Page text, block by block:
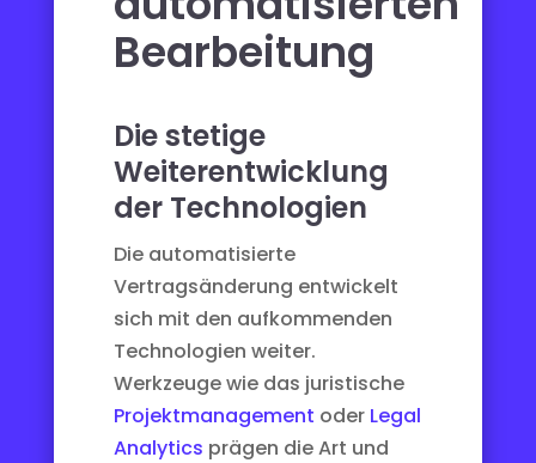
Bearbeitung
Die stetige
Weiterentwicklung
der Technologien
Die automatisierte
Vertragsänderung entwickelt
sich mit den aufkommenden
Technologien weiter.
Werkzeuge wie das juristische
Projektmanagement oder Legal
Analytics prägen die Art und